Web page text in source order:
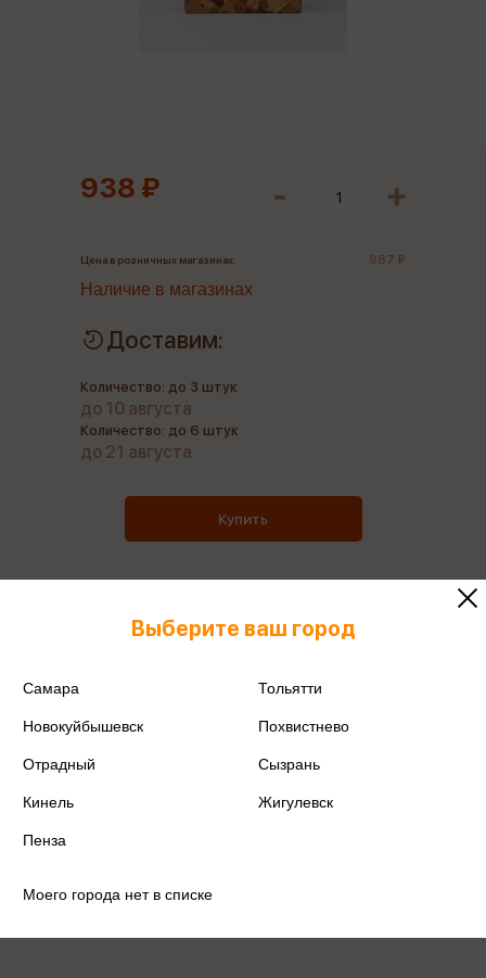
938 ₽
Цена в розничных магазинах: 987 ₽
Наличие в магазинах
Доставим:
Количество: до 3 штук
до 10 августа
Количество: до 6 штук
до 21 августа
Купить
Все товары производителя
Выберите ваш город
Самара Тольятти
Новокуйбышевск Похвистнево
Отрадный Сызрань
Кинель Жигулевск
Пенза
Моего города нет в списке